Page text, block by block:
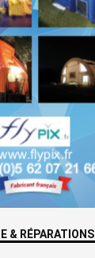
& RÉPARATIONS